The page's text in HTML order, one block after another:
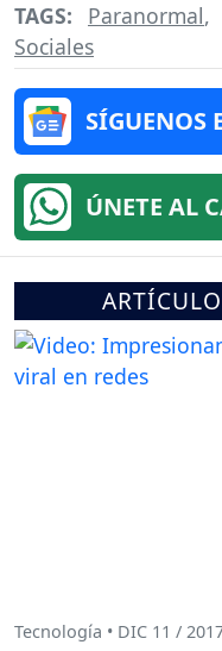
TAGS: Paranormal,
Sociales
SÍGUENOS
ÚNETE AL
Tecnología • DIC 11 /